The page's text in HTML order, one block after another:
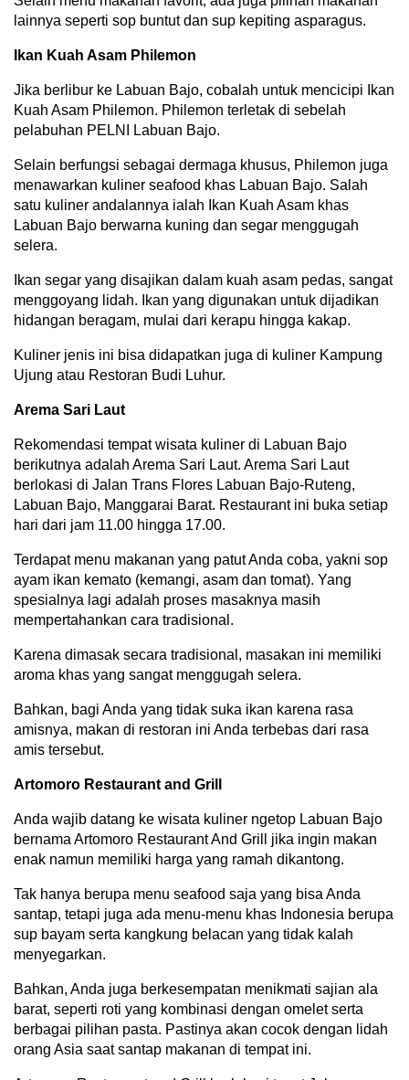
lainnya seperti sop buntut dan sup kepiting asparagus.
Ikan Kuah Asam Philemon
Jika berlibur ke Labuan Bajo, cobalah untuk mencicipi Ikan
Kuah Asam Philemon. Philemon terletak di sebelah
pelabuhan PELNI Labuan Bajo.
Selain berfungsi sebagai dermaga khusus, Philemon juga
menawarkan kuliner seafood khas Labuan Bajo. Salah
satu kuliner andalannya ialah Ikan Kuah Asam khas
Labuan Bajo berwarna kuning dan segar menggugah
selera.
Ikan segar yang disajikan dalam kuah asam pedas, sangat
menggoyang lidah. Ikan yang digunakan untuk dijadikan
hidangan beragam, mulai dari kerapu hingga kakap.
Kuliner jenis ini bisa didapatkan juga di kuliner Kampung
Ujung atau Restoran Budi Luhur.
Arema Sari Laut
Rekomendasi tempat wisata kuliner di Labuan Bajo
berikutnya adalah Arema Sari Laut. Arema Sari Laut
berlokasi di Jalan Trans Flores Labuan Bajo-Ruteng,
Labuan Bajo, Manggarai Barat. Restaurant ini buka setiap
hari dari jam 11.00 hingga 17.00.
Terdapat menu makanan yang patut Anda coba, yakni sop
ayam ikan kemato (kemangi, asam dan tomat). Yang
spesialnya lagi adalah proses masaknya masih
mempertahankan cara tradisional.
Karena dimasak secara tradisional, masakan ini memiliki
aroma khas yang sangat menggugah selera.
Bahkan, bagi Anda yang tidak suka ikan karena rasa
amisnya, makan di restoran ini Anda terbebas dari rasa
amis tersebut.
Artomoro Restaurant and Grill
Anda wajib datang ke wisata kuliner ngetop Labuan Bajo
bernama Artomoro Restaurant And Grill jika ingin makan
enak namun memiliki harga yang ramah dikantong.
Tak hanya berupa menu seafood saja yang bisa Anda
santap, tetapi juga ada menu-menu khas Indonesia berupa
sup bayam serta kangkung belacan yang tidak kalah
menyegarkan.
Bahkan, Anda juga berkesempatan menikmati sajian ala
barat, seperti roti yang kombinasi dengan omelet serta
berbagai pilihan pasta. Pastinya akan cocok dengan lidah
orang Asia saat santap makanan di tempat ini.